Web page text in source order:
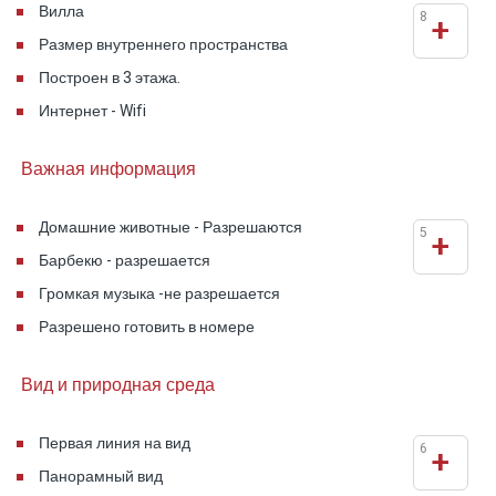
также
, что
особенно удобно при групповом размещении.
Интерьер и спальни
оформлены в сдержанном, функциональном
совместного отдыха, рядом расположена
полностью оборудованная кухня для
совместного приготовления пищи.
Спальни выполнены в формате сьютов и
верхнем этаже расположена уникальная
установленным внутри
переоборудованного
автомобиля Volkswagen Beetle
— оригинальное
Вилла
Размер внутреннего пространства
Построен в 3 этажа.
Интернет - Wifi
+
8
Важная информация
Домашние животные - Разрешаются
Барбекю - разрешается
Громкая музыка -не разрешается
Разрешено готовить в номере
+
5
Вид и природная среда
Первая линия на вид
Панорамный вид
+
6